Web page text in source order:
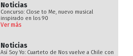
Noticias
Concurso: Close to Me, nuevo musical
inspirado en los 90
Ver más
Noticias
Así Soy Yo: Cuarteto de Nos vuelve a Chile con